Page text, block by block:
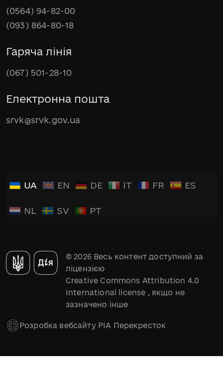
(0564) 94-82-00
(093) 864-80-18
Гаряча лінія
(067) 501-28-10
Електронна пошта
srvk@srvk.gov.ua
UA EN DE IT FR ES
NL SV PT
© 2026 Весь контент доступний за
ліцензією
Creative Commons Attribution 4.0
International license , якщо не
зазначено інше
Розробка вебсайту РІА Перекресток